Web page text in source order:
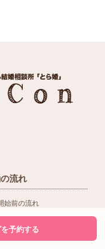
流れ
始前の流れ
の活動の流れ
予約する